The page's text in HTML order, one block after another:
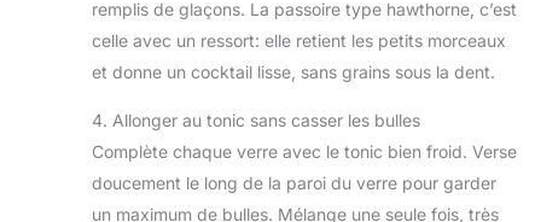
remplis de glaçons. La passoire type hawthorne, c’est
celle avec un ressort: elle retient les petits morceaux
et donne un cocktail lisse, sans grains sous la dent.
4. Allonger au tonic sans casser les bulles
Complète chaque verre avec le tonic bien froid. Verse
doucement le long de la paroi du verre pour garder
un maximum de bulles. Mélange une seule fois, très